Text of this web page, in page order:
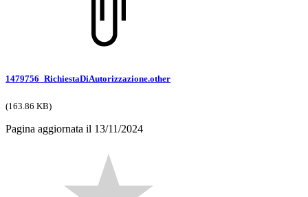
1479756_RichiestaDiAutorizzazione.other
(163.86 KB)
Pagina aggiornata il 13/11/2024